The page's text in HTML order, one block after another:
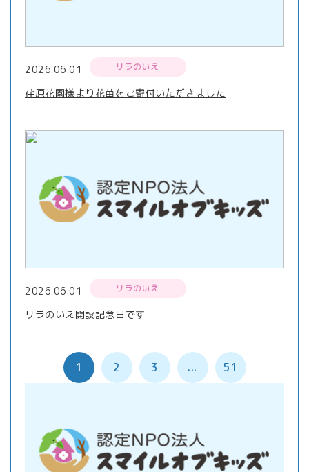
2026.06.01 リラのいえ
荏原花園様より花苗をご寄付いただきました
2026.06.01 リラのいえ
リラのいえ開設記念日です
1 2 3 ... 51